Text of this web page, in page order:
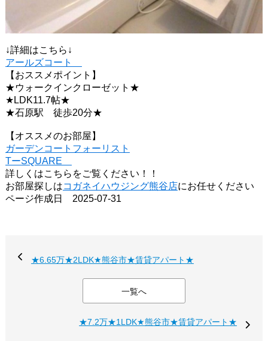
↓詳細はこちら↓
アールズコート
【おススメポイント】
★ウォークインクローゼット★
★LDK11.7帖★
★石原駅 徒歩20分★
【オススメのお部屋】
ガーデンコートフォーリスト
TーSQUARE
詳しくはこちらをご覧ください！！
お部屋探しはコガネイハウジング熊谷店にお任せください
ページ作成日 2025-07-31
★6.65万★2LDK★熊谷市★賃貸アパート★
一覧へ
★7.2万★1LDK★熊谷市★賃貸アパート★